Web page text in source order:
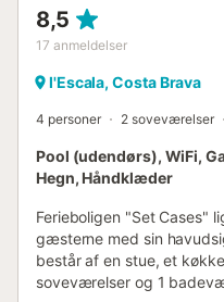
8,5
17 anmeldelser
l'Escala, Costa Brava
4 personer 2 soveværelser
Pool (udendørs), WiFi,
Hegn, Håndklæder
Ferieboligen "Set Cases"
gæsterne med sin
består af en stue, et
soveværelser og 1